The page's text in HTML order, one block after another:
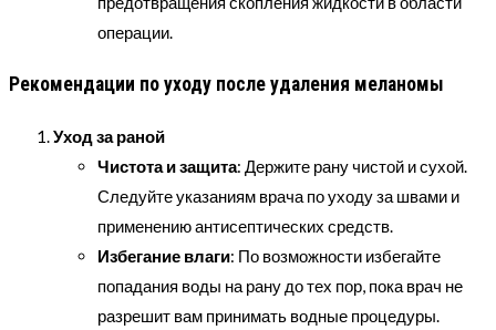
операции.
Рекомендации по уходу после удаления меланомы
Уход за раной
Чистота и защита: Держите рану чистой и сухой.
Следуйте указаниям врача по уходу за швами и
применению антисептических средств.
Избегание влаги: По возможности избегайте
попадания воды на рану до тех пор, пока врач не
разрешит вам принимать водные процедуры.